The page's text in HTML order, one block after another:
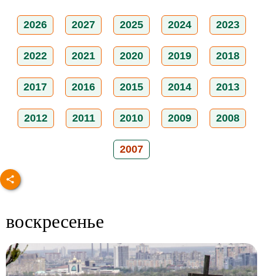
2026 2027 2025 2024 2023
2022 2021 2020 2019 2018
2017 2016 2015 2014 2013
2012 2011 2010 2009 2008
2007
воскресенье